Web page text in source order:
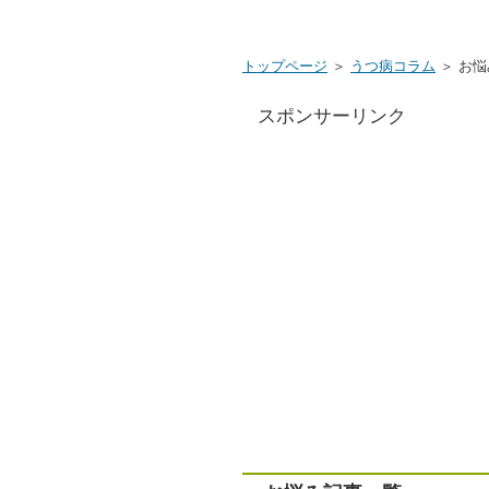
トップページ ＞ うつ病コラム ＞ お
スポンサーリンク